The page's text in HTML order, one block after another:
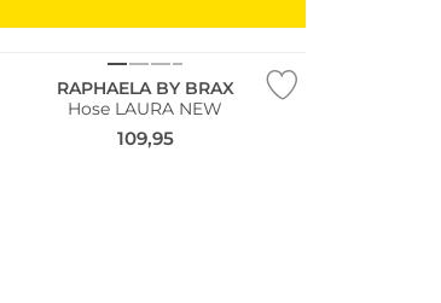
NEU
RAPHAELA BY BRAX
Hose LAURA NEW
109,95